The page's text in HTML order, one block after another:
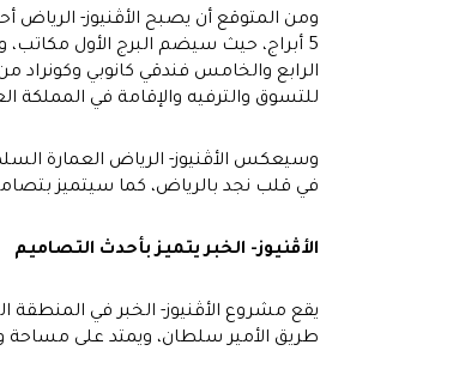
5 أبراج، حيث سيضم البرج الأول
للتسوق والترفيه والإقامة في المملكة
وسيعكس الأڤنيوز- الرياض العمارة
في قلب نجد بالرياض، كما سيتميز
الأڤنيوز- الخبر يتميز بأحدث التصاميم
يقع مشروع الأڤنيوز- الخبر في
طريق الأمير سلطان، ويمتد على مساحة واسعة قابلة